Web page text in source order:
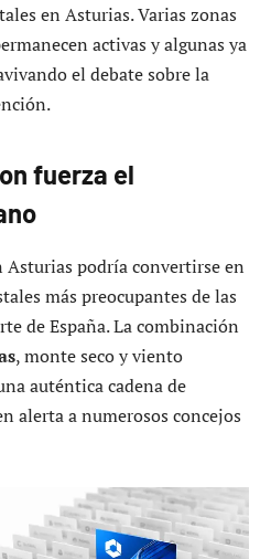
en Asturias. Varias zonas
activas y algunas ya
el debate sobre la
fuerza el
Asturias podría convertirse en
más preocupantes de las
de España. La combinación
, monte seco y viento
auténtica cadena de
alerta a numerosos concejos